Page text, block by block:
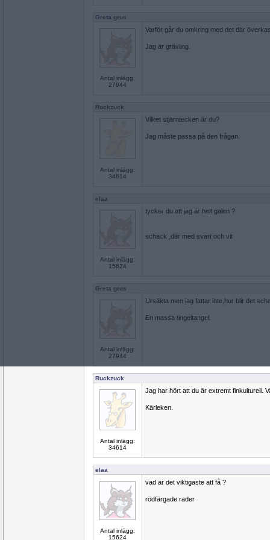
Greta grus
Antal inlägg:
27944
Varför går du omkring med det där
Jag är grävling.
Ruckzuck
Antal inlägg:
34614
Vilket stjärntecken är du?
Jag måste passa på den frågan.
elaa
Antal inlägg:
15624
tycker du att jag är helt galen ?
schack ,där med svart och vit
Greta grus
Antal inlägg:
27944
Ursäkta men jag fattar inte,hur blir det
En massa tingeltangel.
Ruckzuck
Antal inlägg:
34614
Jag har hört att du är extremt finkulturell.
Kärleken.
elaa
Antal inlägg:
15624
vad är det viktigaste att få ?
rödfärgade rader